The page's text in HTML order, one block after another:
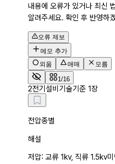
내용에 오류가 있거나 최신
알려주세요. 확인 후 반영하
오류 제보
메모 추가
외움
애매 모름
1/16
2전기설비기술기준 1장
전압종별
해설
저압: 교류 1kv, 직류 1.5kv